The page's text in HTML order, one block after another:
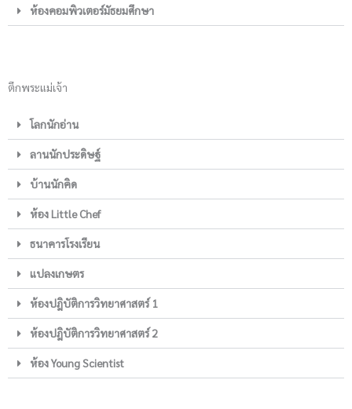
ห้องคอมพิวเตอร์มัธยมศึกษา
ตึกพระแม่เจ้า
โลกนักอ่าน
ลานนักประดิษฐ์
บ้านนักคิด
ห้อง Little Chef
ธนาคารโรงเรียน
แปลงเกษตร
ห้องปฎิบัติการวิทยาศาสตร์ 1
ห้องปฎิบัติการวิทยาศาสตร์ 2
ห้อง Young Scientist